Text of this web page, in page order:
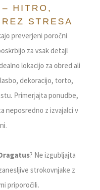
HITRO,
STRESA
preverjeni poročni
za vsak detajl
lokacijo za obred ali
dekoracijo, torto,
Primerjajta ponudbe,
neposredno z izvajalci v
? Ne izgubljajta
strokovnjake z
priporočili.